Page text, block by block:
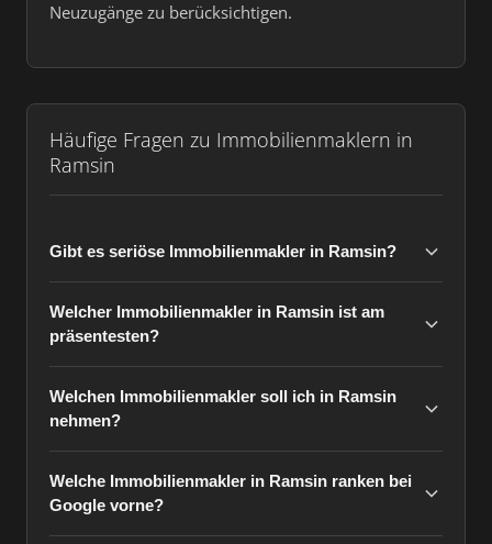
Neuzugänge zu berücksichtigen.
Häufige Fragen zu Immobilienmaklern in
Ramsin
Gibt es seriöse Immobilienmakler in Ramsin?
Welcher Immobilienmakler in Ramsin ist am
präsentesten?
Welchen Immobilienmakler soll ich in Ramsin
nehmen?
Welche Immobilienmakler in Ramsin ranken bei
Google vorne?